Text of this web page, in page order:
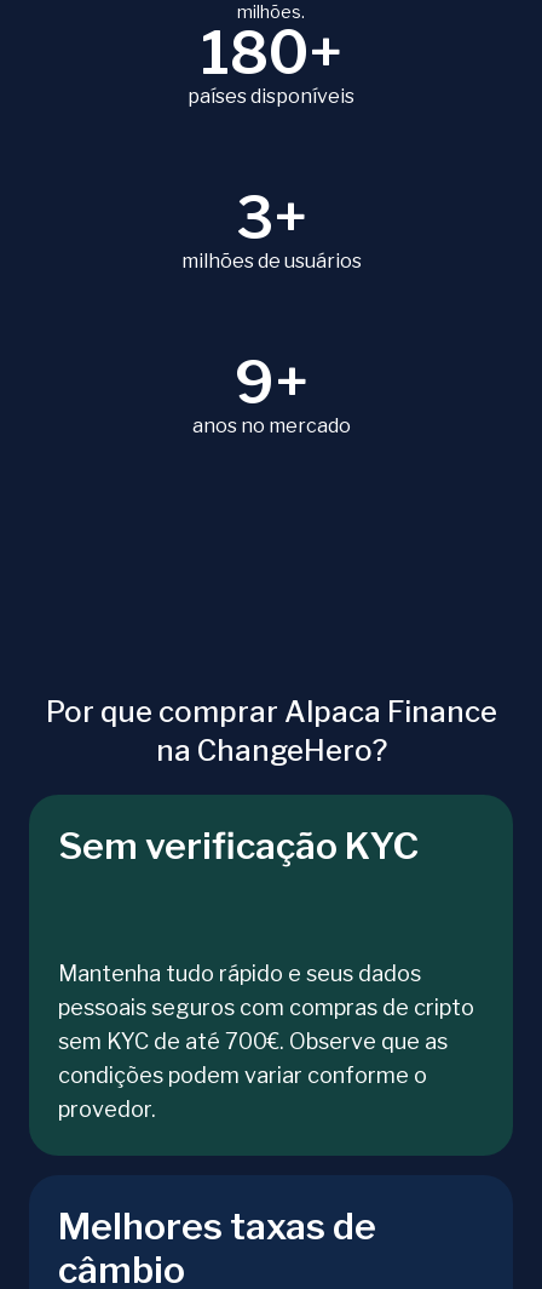
milhões.
180+
países disponíveis
3+
milhões de usuários
9+
anos no mercado
Por que comprar Alpaca Finance
na ChangeHero?
Sem verificação KYC
Mantenha tudo rápido e seus dados
pessoais seguros com compras de cripto
sem KYC de até 700€. Observe que as
condições podem variar conforme o
provedor.
Melhores taxas de
câmbio